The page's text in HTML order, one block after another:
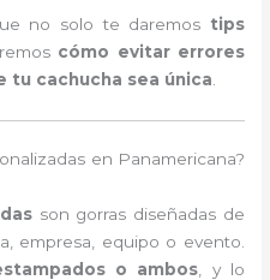
no solo te daremos tips
cómo evitar errores
tu cachucha sea única
en Panamericana?
son gorras diseñadas de
empresa, equipo o evento.
o ambos, y lo